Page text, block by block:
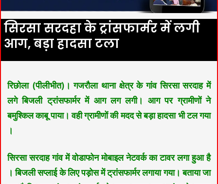
सिरसा सरदहा के ट्रांसफार्मर में लगी
आग, बड़ा हादसा टला
रिछोला (पीलीभीत)। गजरौला थाना क्षेत्र के गांव सिरसा सरदाह में
लगे बिजली ट्रांसफार्मर में आग लग लगी। आग पर ग्रामीणों ने
बमुश्किल काबू पाया। वही ग्रामीणों की मदद से बड़ा हादसा भी टल गया
।
सिरसा सरदाह गांव में वोडाफोन मोबाइल नेटवर्क का टावर लगा हुआ है
। बिजली सप्लाई के लिए पड़ोस में ट्रांसफार्मर लगाया गया। बताया जा